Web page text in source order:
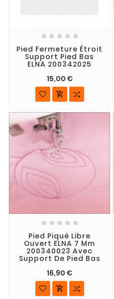
    
Pied Fermeture Étroit
Support Pied Bas
ELNA 200342025
15,00 €

    
Pied Piqué Libre
Ouvert ELNA 7 Mm
200340023 Avec
Support De Pied Bas
16,90 €
